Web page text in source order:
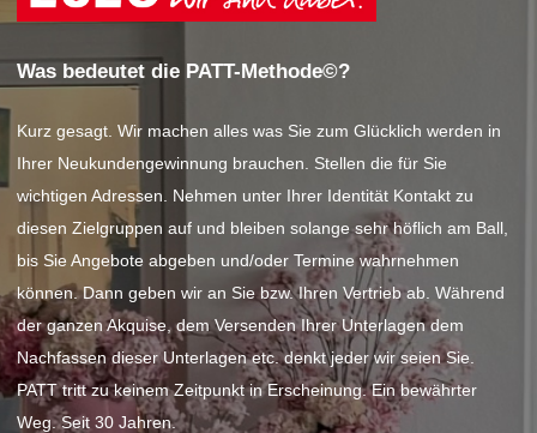
Was bedeutet die PATT-Methode©?
Kurz gesagt. Wir machen alles was Sie zum Glücklich werden in
Ihrer Neukundengewinnung brauchen. Stellen die für Sie
wichtigen Adressen. Nehmen unter Ihrer Identität Kontakt zu
diesen Zielgruppen auf und bleiben solange sehr höflich am Ball,
bis Sie Angebote abgeben und/oder Termine wahrnehmen
können. Dann geben wir an Sie bzw. Ihren Vertrieb ab. Während
der ganzen Akquise, dem Versenden Ihrer Unterlagen dem
Nachfassen dieser Unterlagen etc. denkt jeder wir seien Sie.
PATT tritt zu keinem Zeitpunkt in Erscheinung. Ein bewährter
Weg. Seit 30 Jahren.